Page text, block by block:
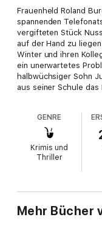
Frauenheld Roland
spannenden
vergifteten Stück
auf der Hand zu
Winter und ihren
ein unerwartetes
halbwüchsiger Sohn
aus seiner Schule das
Dieser Roman wurde
der Reihe KRIPO
die vorliegende
GENRE
Krimis und
Thriller
Mehr Bücher